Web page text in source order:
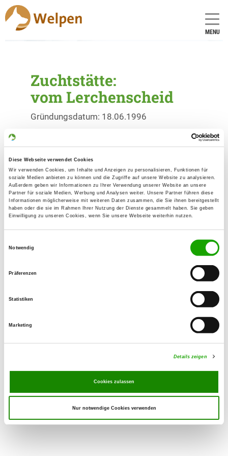
Diese Webseite verwendet Cookies
Wir verwenden Cookies, um Inhalte und Anzeigen zu personalisieren, Funktionen für
soziale Medien anbieten zu können und die Zugriffe auf unsere Website zu analysieren.
Außerdem geben wir Informationen zu Ihrer Verwendung unserer Website an unsere
Partner für soziale Medien, Werbung und Analysen weiter. Unsere Partner führen diese
Informationen möglicherweise mit weiteren Daten zusammen, die Sie ihnen bereitgestellt
haben oder die sie im Rahmen Ihrer Nutzung der Dienste gesammelt haben. Sie geben
Einwilligung zu unseren Cookies, wenn Sie unsere Webseite weiterhin nutzen.
Notwendig
Präferenzen
Statistiken
Marketing
Details zeigen
Cookies zulassen
Nur notwendige Cookies verwenden
MENU
Zuchtstätte:
vom Lerchenscheid
Gründungsdatum: 18.06.1996
Eleveur
Holger Born
Ederstr. 19
35066 Frankenberg
Kontakt
Anschrift der Zuchtstätte
35088 Dodenau